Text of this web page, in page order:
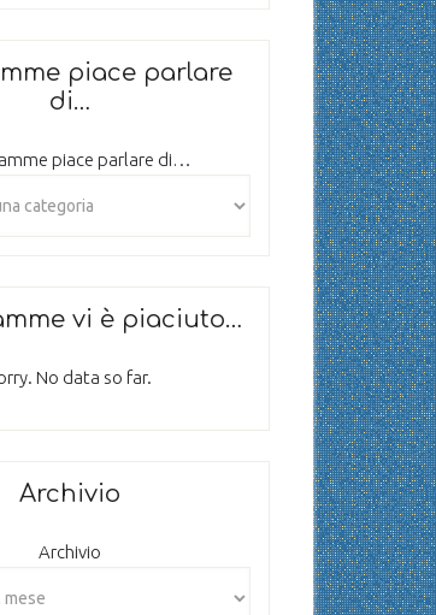
piace parlare
di…
piace parlare di…
vi è piaciuto…
No data so far.
Archivio
Archivio